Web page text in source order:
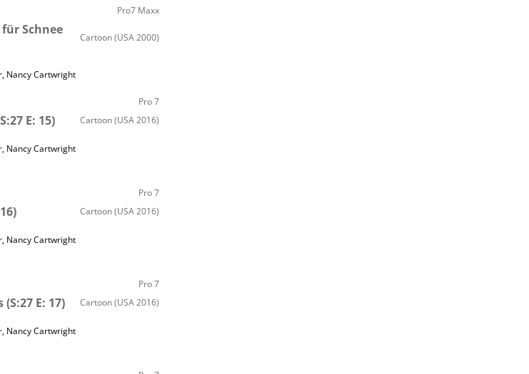
Pro7 Maxx
Schnee
Cartoon(USA 2000)
, Nancy Cartwright
Pro 7
E: 15) Cartoon(USA 2016)
, Nancy Cartwright
Pro 7
Cartoon(USA 2016)
, Nancy Cartwright
Pro 7
(S:27 E: 17) Cartoon(USA 2016)
, Nancy Cartwright